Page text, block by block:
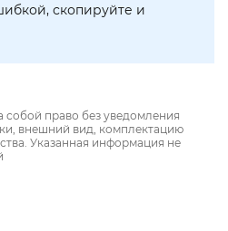
скопируйте и
собой право без уведомления
внешний вид, комплектацию
Указанная информация не